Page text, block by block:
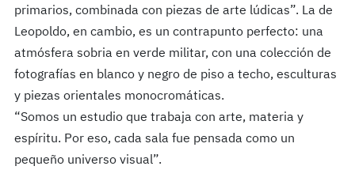
primarios, combinada con piezas de arte lúdicas”. La de
Leopoldo, en cambio, es un contrapunto perfecto: una
atmósfera sobria en verde militar, con una colección de
fotografías en blanco y negro de piso a techo, esculturas
y piezas orientales monocromáticas.
“Somos un estudio que trabaja con arte, materia y
espíritu. Por eso, cada sala fue pensada como un
pequeño universo visual”.